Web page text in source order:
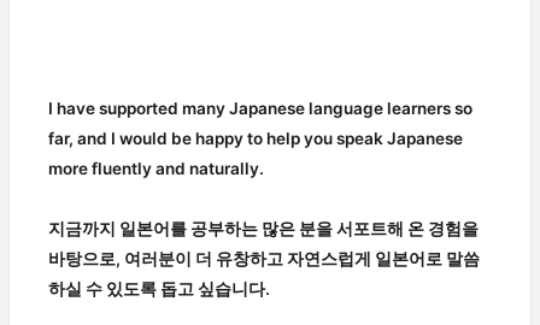
I have supported many Japanese language learners so
far, and I would be happy to help you speak Japanese
more fluently and naturally.
지금까지 일본어를 공부하는 많은 분을 서포트해 온 경험을
바탕으로, 여러분이 더 유창하고 자연스럽게 일본어로 말씀
하실 수 있도록 돕고 싶습니다.